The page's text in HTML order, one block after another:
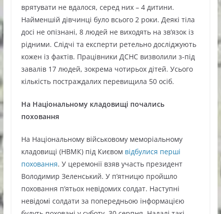
врятувати не вдалося, серед них – 4 дитини.
Найменшій дівчинці було всього 2 роки. Деякі тіла
досі не опізнані, 8 людей не виходять на зв’язок із
рідними. Слідчі та експерти ретельно досліджують
кожен із фактів. Працівники ДСНС визволили з-під
завалів 17 людей, зокрема чотирьох дітей. Усього
кількість постраждалих перевищила 50 осіб.
На Національному кладовищі почались
поховання
На Національному військовому меморіальному
кладовищі (НВМК) під Києвом відбулися перші
поховання. У церемонії взяв участь президент
Володимир Зеленський. У п’ятницю пройшло
поховання пʼятьох невідомих солдат. Наступні
невідомі солдати за попередньою інформацією